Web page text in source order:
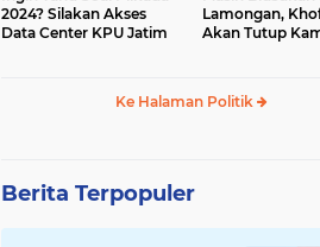
2024? Silakan Akses
Data Center KPU Jatim
Lamongan,
Akan Tutup
Ke Halaman Politik
Berita Terpopuler